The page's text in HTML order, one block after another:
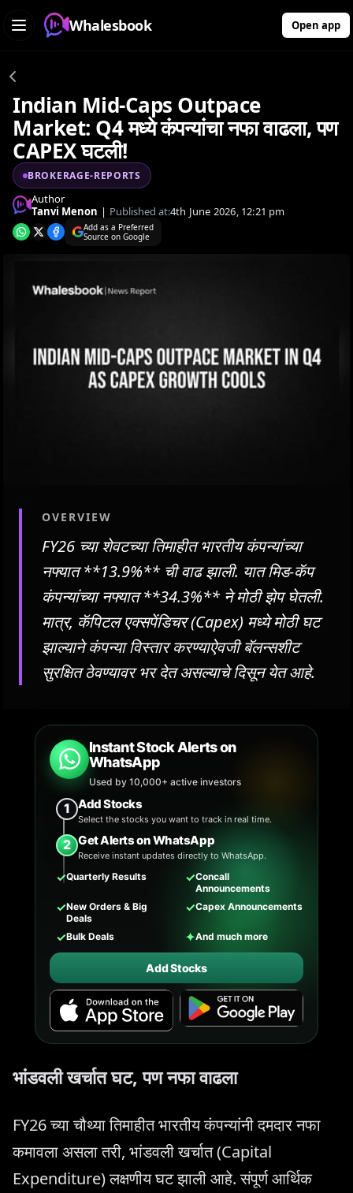
Whalesbook Open app
Indian Mid-Caps Outpace
Market: Q4 मध्ये कंपन्यांचा नफा वाढला, पण
CAPEX घटली!
BROKERAGE-REPORTS
Author
Tanvi Menon | Published at:4th June 2026, 12:21 pm
Add as a Preferred
Source on Google
OVERVIEW
FY26 च्या शेवटच्या तिमाहीत भारतीय कंपन्यांच्या
नफ्यात **13.9%** ची वाढ झाली. यात मिड-कॅप
कंपन्यांच्या नफ्यात **34.3%** ने मोठी झेप घेतली.
मात्र, कॅपिटल एक्सपेंडिचर (Capex) मध्ये मोठी घट
झाल्याने कंपन्या विस्तार करण्याऐवजी बॅलन्सशीट
सुरक्षित ठेवण्यावर भर देत असल्याचे दिसून येत आहे.
Instant Stock Alerts on
WhatsApp
Used by 10,000+ active investors
1 Add Stocks
Select the stocks you want to track in real time.
2 Get Alerts on WhatsApp
Receive instant updates directly to WhatsApp.
✓Quarterly Results ✓Concall
Announcements
✓New Orders & Big
Deals
✓Capex Announcements
✓Bulk Deals ✦And much more
Add Stocks
भांडवली खर्चात घट, पण नफा वाढला
FY26 च्या चौथ्या तिमाहीत भारतीय कंपन्यांनी दमदार नफा
कमावला असला तरी, भांडवली खर्चात (Capital
Expenditure) लक्षणीय घट झाली आहे. संपूर्ण आर्थिक